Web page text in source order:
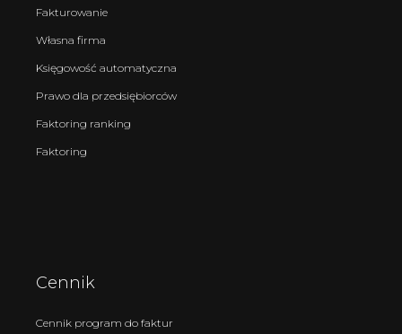
Fakturowanie
Własna firma
Księgowość automatyczna
Prawo dla przedsiębiorców
Faktoring ranking
Faktoring
Cennik
Cennik program do faktur